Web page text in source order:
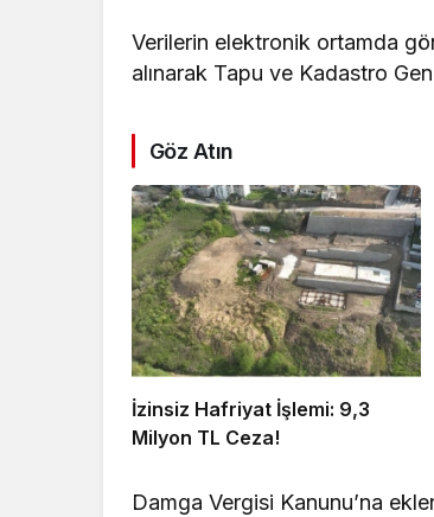
Verilerin elektronik ortamda
alınarak Tapu ve Kadastro
Göz Atın
İzinsiz Hafriyat İşlemi: 9,3
Milyon TL Ceza!
Damga Vergisi Kanunu’na